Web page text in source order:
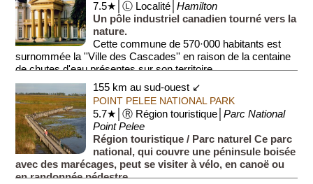
7.5★│Ⓛ Localité│Hamilton
Un pôle industriel canadien tourné vers la
nature.
Cette commune de 570·000 habitants est
surnommée la ''Ville des Cascades'' en raison de la centaine
de chutes d'eau présentes sur son territoire....
155 km au sud-ouest ↙
POINT PELEE NATIONAL PARK
5.7★│Ⓡ Région touristique│Parc National
Point Pelee
Région touristique / Parc naturel Ce parc
national, qui couvre une péninsule boisée
avec des marécages, peut se visiter à vélo, en canoë ou
en randonnée pédestre.